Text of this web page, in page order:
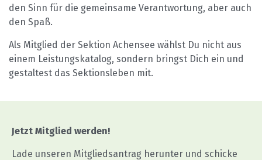
den Sinn für die gemeinsame Verantwortung, aber auch
den Spaß.
Als Mitglied der Sektion Achensee wählst Du nicht aus
einem Leistungskatalog, sondern bringst Dich ein und
gestaltest das Sektionsleben mit.
Jetzt Mitglied werden!
Lade unseren Mitgliedsantrag herunter und schicke